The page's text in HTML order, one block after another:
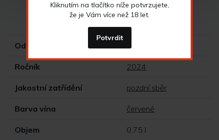
Vlastnosti vína
Odrůda Svatovavřinecké
Ročník 2024
Jakostní zatřídění pozdní sběr
Barva vína červené
Objem 0,75 l
Kliknutím na tlačítko níže potvrzujete,
že je Vám více než 18 let.
Potvrdit